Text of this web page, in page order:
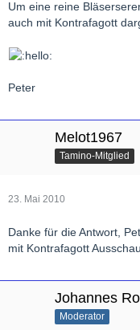
Um eine reine
auch mit Kontrafagott
Peter
Melot1967
Tamino-Mitglied
23. Mai 2010
Danke für die Antwort,
mit Kontrafagott
Johannes
Moderator